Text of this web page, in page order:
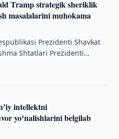
Tramp strategik sheriklik
masalalarini muhokama
Prezidenti Shavkat
Shtatlari Prezidenti
intellektni
yoʻnalishlarini belgilab